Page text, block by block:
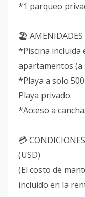
*1 parqueo
🏖️ AMENIDADES
*Piscina incluida
apartamentos (a
*Playa a solo
Playa privado.
*Acceso a
💳
(USD)
(El costo de
incluido en la